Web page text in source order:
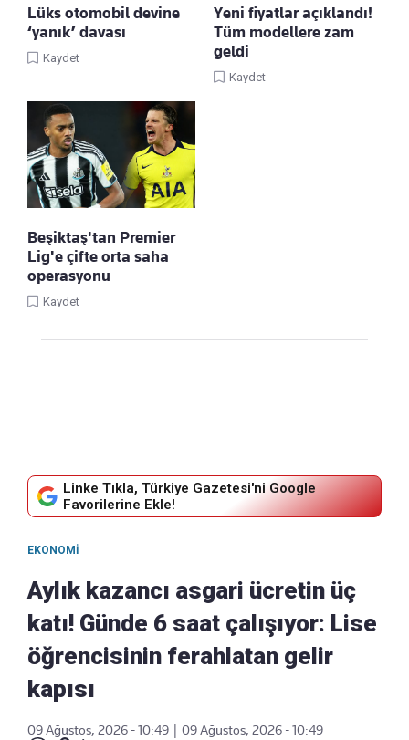
Lüks otomobil devine
‘yanık’ davası
Kaydet
Yeni fiyatlar açıklandı!
Tüm modellere zam
geldi
Kaydet
Beşiktaş'tan Premier
Lig'e çifte orta saha
operasyonu
Kaydet
Linke Tıkla, Türkiye Gazetesi'ni Google
Favorilerine Ekle!
EKONOMI
Aylık kazancı asgari ücretin üç
katı! Günde 6 saat çalışıyor: Lise
öğrencisinin ferahlatan gelir
kapısı
09 Ağustos, 2026 - 10:49
09 Ağustos, 2026 - 10:49